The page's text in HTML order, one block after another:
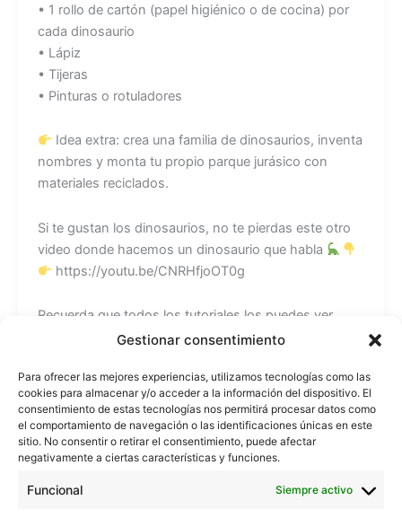
Gestionar consentimiento
Para ofrecer las mejores experiencias, utilizamos tecnologías como las
cookies para almacenar y/o acceder a la información del dispositivo. El
consentimiento de estas tecnologías nos permitirá procesar datos como
el comportamiento de navegación o las identificaciones únicas en este
sitio. No consentir o retirar el consentimiento, puede afectar
negativamente a ciertas características y funciones.
Funcional Siempre activo
• 1 rollo de cartón (papel higiénico o de cocina) por
cada dinosaurio
• Lápiz
• Tijeras
• Pinturas o rotuladores
Idea extra: crea una familia de dinosaurios, inventa
nombres y monta tu propio parque jurásico con
materiales reciclados.
Si te gustan los dinosaurios, no te pierdas este otro
video donde hacemos un dinosaurio que habla
https://youtu.be/CNRHfjoOT0g
Recuerda que todos los tutoriales los puedes ver
también en mi web:
Sígueme para más manualidades fáciles y creativas:
Instagram: https://www.instagram.com/beekrafty/
Facebook: https://www.facebook.com/beekrafty.es/
Twitter: https://twitter.com/beekrafty_es